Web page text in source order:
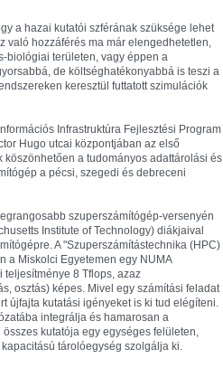
a hazai kutatói szférának szüksége lehet
való hozzáférés ma már elengedhetetlen,
biológiai területen, vagy éppen a
de költséghatékonyabbá is teszi a
keresztül futtatott szimulációk
Infrastruktúra Fejlesztési Program
Hugo utcai központjában az első
köszönhetően a tudományos adattárolási és
a pécsi, szegedi és debreceni
szuperszámítógép-versenyén
Institute of Technology) diákjaival
A "Szuperszámítástechnika (HPC)
a Miskolci Egyetemen egy NUMA
teljesítménye 8 Tflops, azaz
osztás) képes. Mivel egy számítási feladat
újfajta kutatási igényeket is ki tud elégíteni.
integrálja és hamarosan a
kutatója egy egységes felületen,
tárolóegység szolgálja ki.